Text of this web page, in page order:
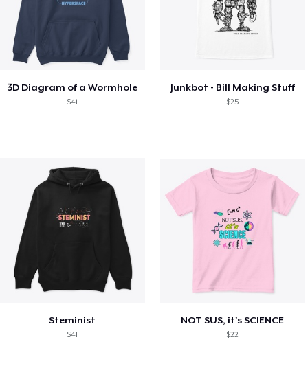
3D Diagram of a Wormhole
$41
Junkbot - Bill Making Stuff
$25
Steminist
$41
NOT SUS, it's SCIENCE
$22